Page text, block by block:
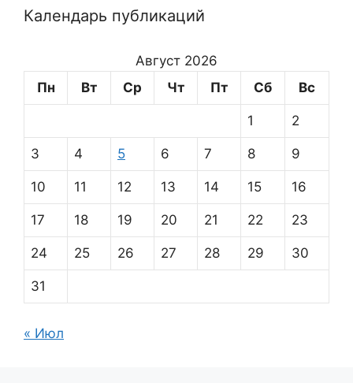
Календарь публикаций
Август 2026
Пн
Вт Ср Чт Пт Сб Вс
1 2
3 4 5 6 7 8 9
10 11 12 13 14 15 16
17 18 19 20 21 22 23
24 25 26 27 28 29 30
31
« Июл